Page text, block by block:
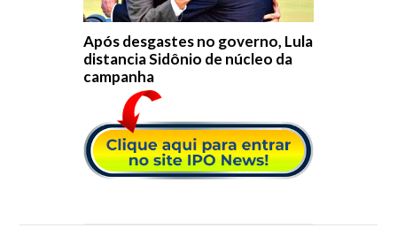
Após desgastes no governo, Lula
distancia Sidônio de núcleo da
campanha